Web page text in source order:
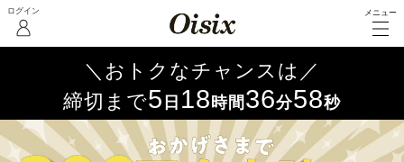
メニュー
5 日 18 時間 36分55秒